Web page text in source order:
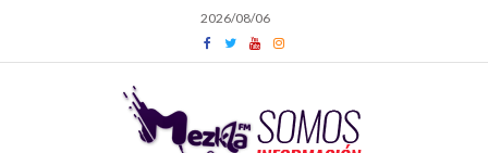
content
2026/08/06